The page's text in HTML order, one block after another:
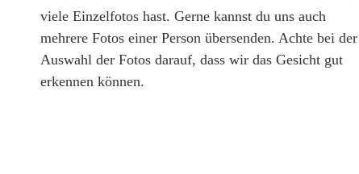
viele Einzelfotos hast. Gerne kannst du uns auch
mehrere Fotos einer Person übersenden. Achte bei der
Auswahl der Fotos darauf, dass wir das Gesicht gut
erkennen können.